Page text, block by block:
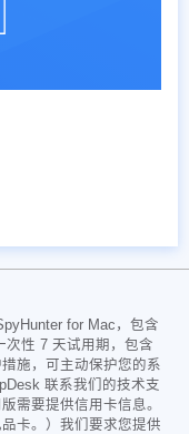
for Mac，包含
次性 7 天试用期，包含
施，可主动保护您的系
联系我们的技术支
需要提供信用卡信息。
卡。）我们要求您提供